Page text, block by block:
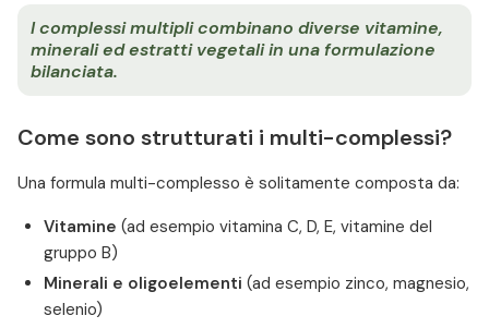
I complessi multipli combinano diverse vitamine,
minerali ed estratti vegetali in una formulazione
bilanciata.
Come sono strutturati i multi-complessi?
Una formula multi-complesso è solitamente composta da:
Vitamine (ad esempio vitamina C, D, E, vitamine del
gruppo B)
Minerali e oligoelementi (ad esempio zinco, magnesio,
selenio)